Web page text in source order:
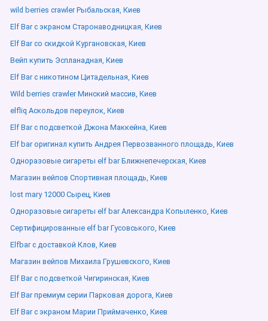
wild berries crawler Рыбальская, Киев
Elf Bar с экраном Старонаводницкая, Киев
Elf Bar со скидкой Кургановская, Киев
Вейп купить Эспланадная, Киев
Elf Bar с никотином Цитадельная, Киев
Wild berries crawler Минский массив, Киев
elfliq Аскольдов переулок, Киев
Elf Bar с подсветкой Джона Маккейна, Киев
Elf bar оригинал купить Андрея Первозванного площадь, Киев
Одноразовые сигареты elf bar Ближнепечерская, Киев
Магазин вейпов Спортивная площадь, Киев
lost mary 12000 Сырец, Киев
Одноразовые сигареты elf bar Александра Копыленко, Киев
Сертифицированные elf bar Гусовського, Киев
Elfbar с доставкой Клов, Киев
Магазин вейпов Михаила Грушевского, Киев
Elf Bar с подсветкой Чигиринская, Киев
Elf Bar премиум серии Парковая дорога, Киев
Elf Bar с экраном Марии Приймаченко, Киев